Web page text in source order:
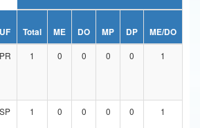
Inovações e Comunicações
Regional
UF Total ME DO MP DP ME/DO
PR 1 0 0 0 0 1
SP 1 0 0 0 0 1